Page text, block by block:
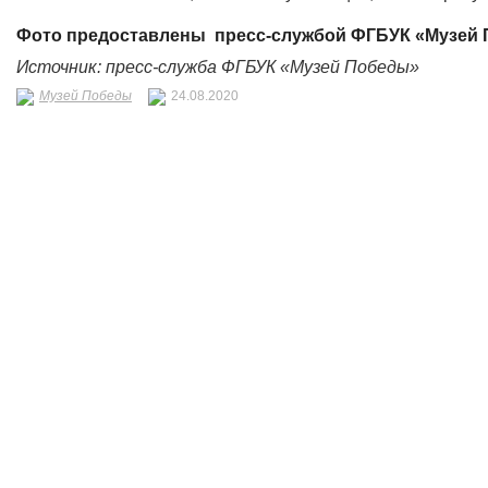
Фото предоставлены пресс-службой ФГБУК «Музей
Источник: пресс-служба ФГБУК «Музей Победы»
Музей Победы 24.08.2020